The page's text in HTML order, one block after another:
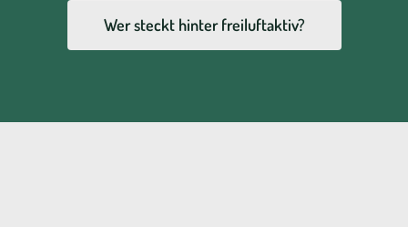
Wer steckt hinter freiluftaktiv?